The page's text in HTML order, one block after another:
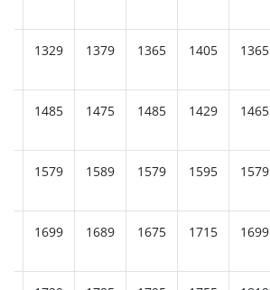
1329 1379 1365 1405 1365
1485 1475 1485 1429 1465
1579 1589 1579 1595 1579
1699 1689 1675 1715 1699